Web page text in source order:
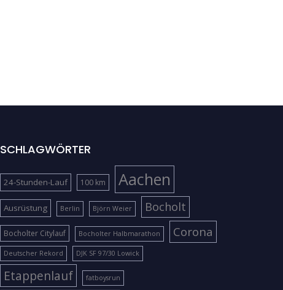
SCHLAGWÖRTER
24-Stunden-Lauf 100 km Aachen
Ausrüstung Berlin Björn Weier Bocholt
Bocholter Citylauf Bocholter Halbmarathon Corona
Deutscher Rekord DJK SF 97/30 Lowick
Etappenlauf fatboysrun